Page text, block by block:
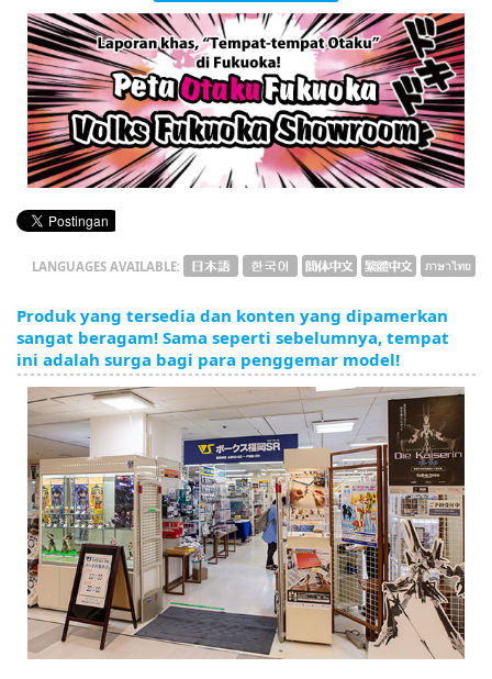
ภาษาไทย
tiéng Viêt
Bahasa Indonesia
LANGUAGES AVAILABLE:
Produk yang tersedia dan konten yang dipamerkan
sangat beragam! Sama seperti sebelumnya, tempat
ini adalah surga bagi para penggemar model!